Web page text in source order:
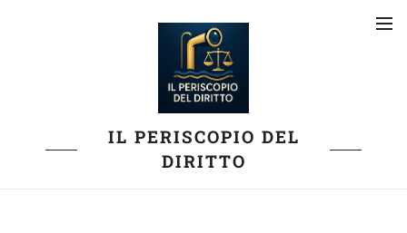
IL PERISCOPIO DEL
DIRITTO